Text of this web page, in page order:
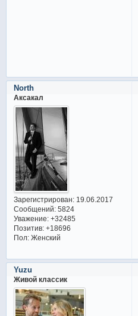
North
Аксакал
Зарегистрирован: 19.06.2017
Сообщений:5824
Уважение: +32485
Позитив: +18696
Пол:Женский
Yuzu
Живой классик